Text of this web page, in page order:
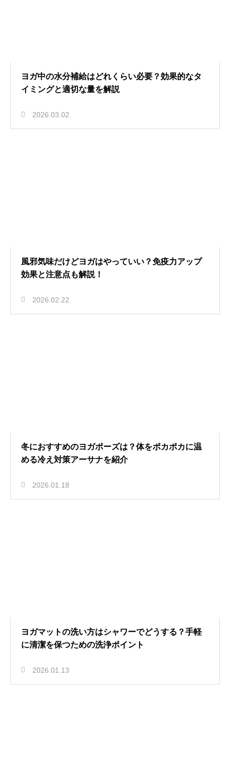
ヨガ中の水分補給はどれくらい必要？効果的なタ
イミングと適切な量を解説
2026.03.02
風邪気味だけどヨガはやっていい？免疫力アップ
効果と注意点も解説！
2026.02.22
冬におすすめのヨガポーズは？体をポカポカに温
める冷え対策アーサナを紹介
2026.01.18
ヨガマットの洗い方はシャワーでどうする？手軽
に清潔を保つための洗浄ポイント
2026.01.13